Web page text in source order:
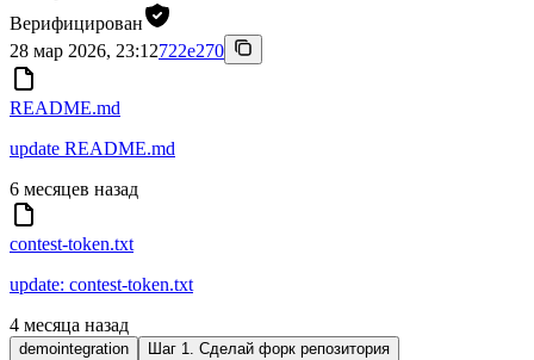
Верифицирован
28 мар 2026, 23:12722e270
README.md
update README.md
6 месяцев назад
contest-token.txt
update: contest-token.txt
4 месяца назад
demointegration Шаг 1. Сделай форк репозитория